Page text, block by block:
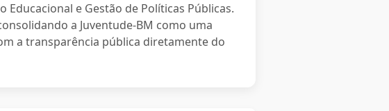
e Gestão de Políticas Públicas.
a Juventude-BM como uma
a transparência pública diretamente do